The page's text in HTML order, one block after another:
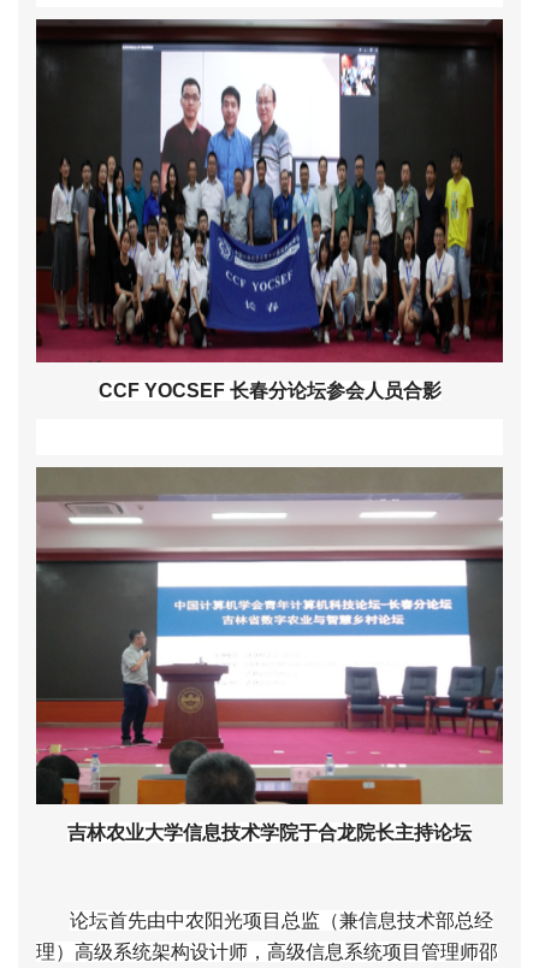
CCF YOCSEF 长春分论坛参会人员合影
吉林农业大学信息技术学院于合龙院长主持论坛
论坛首先由中农阳光项目总监（兼信息技术部总经
理）高级系统架构设计师，高级信息系统项目管理师邵